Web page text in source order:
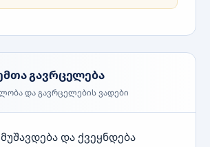
გავრცელება
და გავრცელების ვადები
და ქვეყნდება